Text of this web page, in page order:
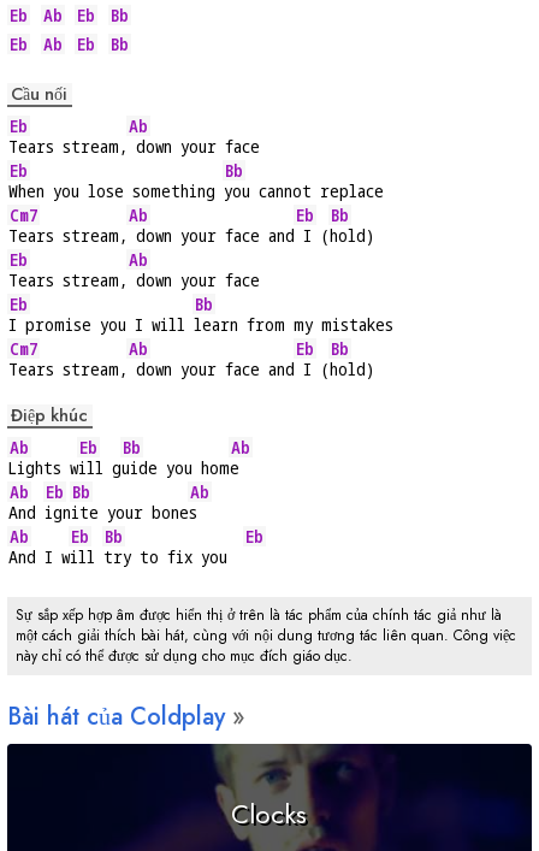
Eb Ab Eb
Bb
Eb
Ab Eb Bb
Cầu nối
Eb
Tears stream,
Ab
down your face
Eb
When you lose something
Bb
you cannot replace
Cm7
Tears stream,
Ab
down your face and
Eb
I (
Bb
hold)
Eb
Tears stream,
Ab
down your face
Eb
I promise you I will
Bb
learn from my mistakes
Cm7
Tears stream,
Ab
down your face and
Eb
I (
Bb
hold)
Điệp khúc
Ab
Lights w
Eb
ill g
Bb
uide you hom
Ab
e
Ab
And
Eb
ign
Bb
ite your bone
Ab
s
Ab
And I w
Eb
ill
Bb
try to fix you
Eb
Sự sắp xếp hợp âm được hiển thị ở trên là tác phẩm của chính tác giả như là
một cách giải thích bài hát, cùng với nội dung tương tác liên quan. Công việc
này chỉ có thể được sử dụng cho mục đích giáo dục.
Bài hát của Coldplay
Clocks